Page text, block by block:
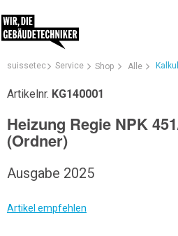
suissetec Service Shop Alle
Artikelnr. KG140001
Heizung Regie NPK
(Ordner)
Ausgabe 2025
Artikel empfehlen